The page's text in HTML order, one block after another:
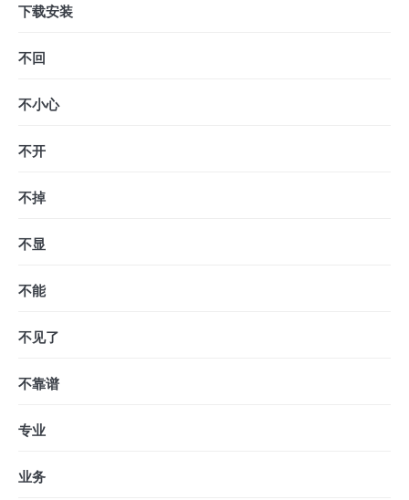
下载安装
不回
不小心
不开
不掉
不显
不能
不见了
不靠谱
专业
业务